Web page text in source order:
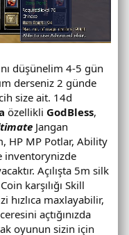
düşünelim 4-5 gün
derseniz 2 günde
size ait. 14d
özellikli GodBless,
Jangan
HP MP Potlar, Ability
inventorynizde
Açılışta 5m silk
karşılığı Skill
hızlıca maxlayabilir,
açtığınızda
oyunun sizin için